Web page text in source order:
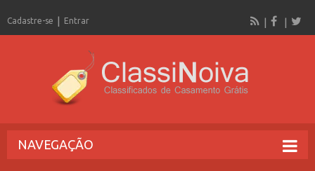
Cadastre-se Entrar
NAVEGAÇÃO